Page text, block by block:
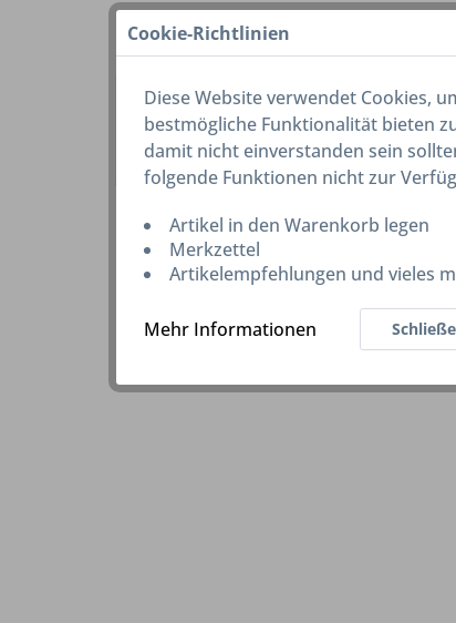
Cookie-Richtlinien
Diese Website verwendet Cookies,
bestmögliche Funktionalität bieten
damit nicht einverstanden sein
folgende Funktionen nicht zur
Artikel in den Warenkorb legen
Merkzettel
Artikelempfehlungen und vieles
Mehr Informationen